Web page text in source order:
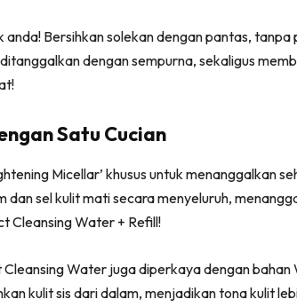
anda! Bersihkan solekan dengan pantas, tanpa
dengan sempurna, sekaligus
Satu Cucian
Micellar’ khusus untuk menanggalkan
dan sel kulit mati secara menyeluruh,
Cleansing Water + Refill!
Water juga diperkaya dengan
kulit sis dari dalam, menjadikan tona kulit